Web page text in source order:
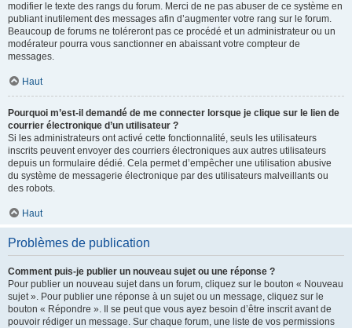
modifier le texte des rangs du forum. Merci de ne pas abuser de ce système en
publiant inutilement des messages afin d’augmenter votre rang sur le forum.
Beaucoup de forums ne toléreront pas ce procédé et un administrateur ou un
modérateur pourra vous sanctionner en abaissant votre compteur de
messages.
Haut
Pourquoi m’est-il demandé de me connecter lorsque je clique sur le lien de
courrier électronique d’un utilisateur ?
Si les administrateurs ont activé cette fonctionnalité, seuls les utilisateurs
inscrits peuvent envoyer des courriers électroniques aux autres utilisateurs
depuis un formulaire dédié. Cela permet d’empêcher une utilisation abusive
du système de messagerie électronique par des utilisateurs malveillants ou
des robots.
Haut
Problèmes de publication
Comment puis-je publier un nouveau sujet ou une réponse ?
Pour publier un nouveau sujet dans un forum, cliquez sur le bouton « Nouveau
sujet ». Pour publier une réponse à un sujet ou un message, cliquez sur le
bouton « Répondre ». Il se peut que vous ayez besoin d’être inscrit avant de
pouvoir rédiger un message. Sur chaque forum, une liste de vos permissions